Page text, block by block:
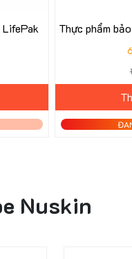
LifePak
Thực phẩm
Nuskin